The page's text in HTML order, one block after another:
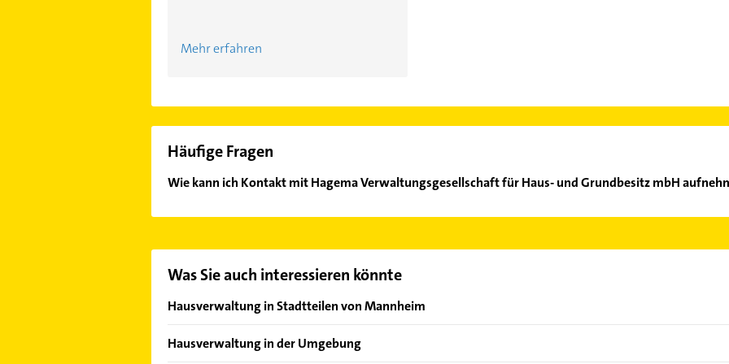
Mehr erfahren
Häufige Fragen
Wie kann ich Kontakt mit Hagema Verwaltungsgesellschaft für Haus- und Grundbesitz mbH
Was Sie auch interessieren könnte
Hausverwaltung in Stadtteilen von Mannheim
Feudenheim
Hausverwaltung in der Umgebung